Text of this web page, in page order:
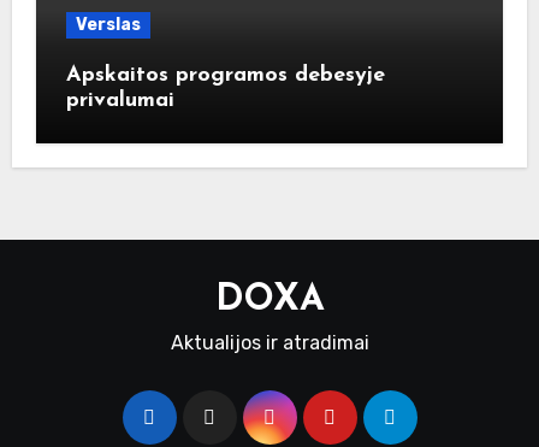
Verslas
Apskaitos programos debesyje
privalumai
DOXA
Aktualijos ir atradimai